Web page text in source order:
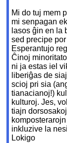
Mi do tuj mem
mi senpagan
lasos ĝin en la
sed precipe
Esperantujo
Ĉinoj
ni ja estas iel
liberiĝas de
scioj pri sia
tianacianoj!)
kulturoj. Jes,
tiajn
inkluzive la
Lokigo